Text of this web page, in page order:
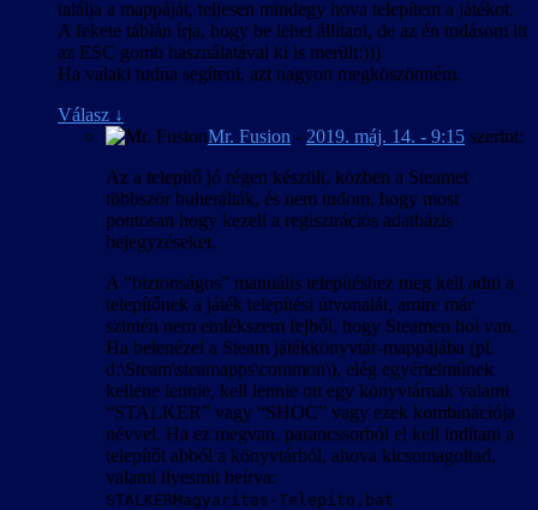
találja a mappáját, teljesen mindegy hova telepítem a játékot.
A fekete táblán írja, hogy be lehet állítani, de az én tudásom itt
az ESC gomb használatával ki is merült:)))
Ha valaki tudna segíteni, azt nagyon megköszönném.
Válasz ↓
Mr. Fusion - 2019. máj. 14. - 9:15 szerint:
Az a telepítő jó régen készült, közben a Steamet
többször buherálták, és nem tudom, hogy most
pontosan hogy kezeli a regisztrációs adatbázis
bejegyzéseket.
A “biztonságos” manuális telepítéshez meg kell adni a
telepítőnek a játék telepítési útvonalát, amire már
szintén nem emlékszem fejből, hogy Steamen hol van.
Ha belenézel a Steam játékkönyvtár-mappájába (pl.
d:\Steam\steamapps\common\), elég egyértelműnek
kellene lennie, kell lennie ott egy könyvtárnak valami
“STALKER” vagy “SHOC” vagy ezek kombinációja
névvel. Ha ez megvan, parancssorból el kell indítani a
telepítőt abból a könyvtárból, ahova kicsomagoltad,
valami ilyesmit beírva:
STALKERMagyaritas-Telepito.bat